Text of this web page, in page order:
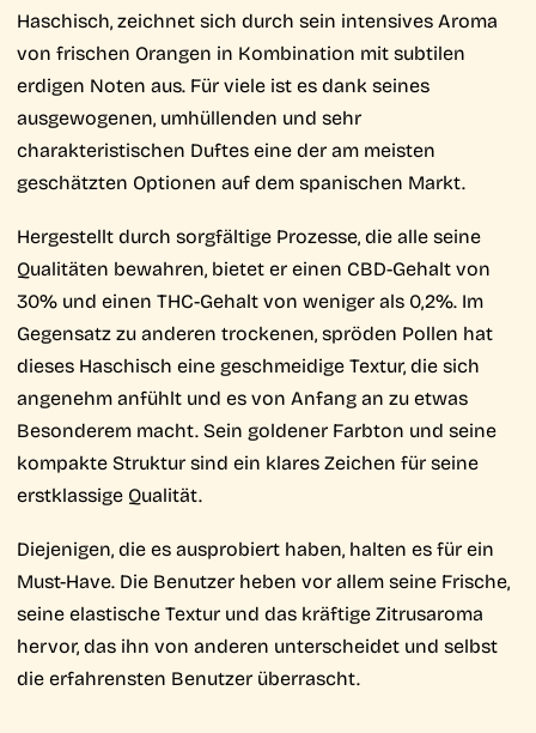
Haschisch, zeichnet sich durch sein intensives Aroma
von frischen Orangen in Kombination mit subtilen
erdigen Noten aus. Für viele ist es dank seines
ausgewogenen, umhüllenden und sehr
charakteristischen Duftes eine der am meisten
geschätzten Optionen auf dem spanischen Markt.
Hergestellt durch sorgfältige Prozesse, die alle seine
Qualitäten bewahren, bietet er einen CBD-Gehalt von
30% und einen THC-Gehalt von weniger als 0,2%. Im
Gegensatz zu anderen trockenen, spröden Pollen hat
dieses Haschisch eine geschmeidige Textur, die sich
angenehm anfühlt und es von Anfang an zu etwas
Besonderem macht. Sein goldener Farbton und seine
kompakte Struktur sind ein klares Zeichen für seine
erstklassige Qualität.
Diejenigen, die es ausprobiert haben, halten es für ein
Must-Have. Die Benutzer heben vor allem seine Frische,
seine elastische Textur und das kräftige Zitrusaroma
hervor, das ihn von anderen unterscheidet und selbst
die erfahrensten Benutzer überrascht.